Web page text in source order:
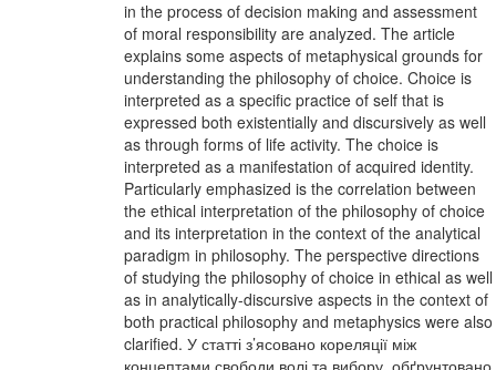
in the process of decision making and assessment
of moral responsibility are analyzed. The article
explains some aspects of metaphysical grounds for
understanding the philosophy of choice. Choice is
interpreted as a specific practice of self that is
expressed both existentially and discursively as well
as through forms of life activity. The choice is
interpreted as a manifestation of acquired identity.
Particularly emphasized is the correlation between
the ethical interpretation of the philosophy of choice
and its interpretation in the context of the analytical
paradigm in philosophy. The perspective directions
of studying the philosophy of choice in ethical as well
as in analytically-discursive aspects in the context of
both practical philosophy and metaphysics were also
clarified. У статті з’ясовано кореляції між
концептами свободи волі та вибору, обґрунтовано